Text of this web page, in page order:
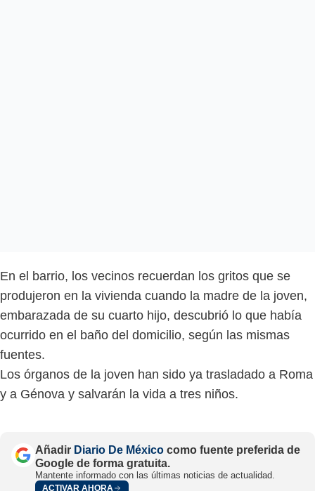
En el barrio, los vecinos recuerdan los gritos que se
produjeron en la vivienda cuando la madre de la joven,
embarazada de su cuarto hijo, descubrió lo que había
ocurrido en el baño del domicilio, según las mismas
fuentes.
Los órganos de la joven han sido ya trasladado a Roma
y a Génova y salvarán la vida a tres niños.
Añadir Diario De México como fuente preferida de
Google de forma gratuita.
Mantente informado con las últimas noticias de actualidad.
ACTIVAR AHORA